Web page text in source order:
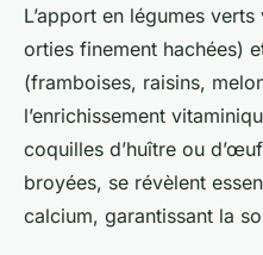
L’apport en légumes
orties finement hachées)
(framboises, raisins,
l’enrichissement
coquilles d’huître ou
broyées, se révèlent
calcium, garantissant la